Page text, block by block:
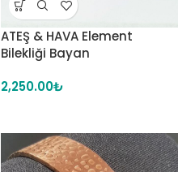
ATEŞ & HAVA Element
Bilekliği Bayan
2,250.00₺